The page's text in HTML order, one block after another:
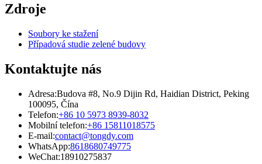
Zdroje
Soubory ke stažení
Případová studie zelené budovy
Kontaktujte nás
Adresa:Budova #8, No.9 Dijin Rd, Haidian District, Peking
100095, Čína
Telefon:+86 10 5973 8939-8032
Mobilní telefon:+86 15811018575
E-mail:contact@tongdy.com
WhatsApp:8618680749775
WeChat:18910275837